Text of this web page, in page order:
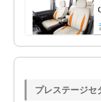
プレステージセ